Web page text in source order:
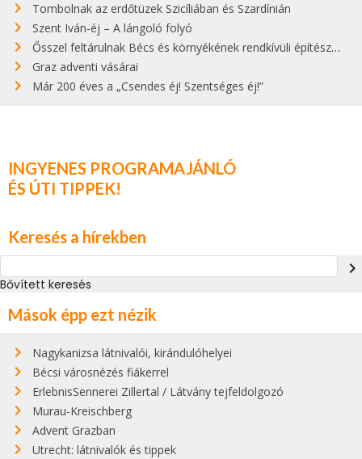
Tombolnak az erdőtüzek Szicíliában és Szardínián
Szent Iván-éj – A lángoló folyó
Ősszel feltárulnak Bécs és környékének rendkívüli építészeti kincsei
Graz adventi vásárai
Már 200 éves a „Csendes éj! Szentséges éj!”
INGYENES PROGRAMAJÁNLÓ
ÉS ÚTI TIPPEK!
Keresés a hírekben
navigate_next
Bővített keresés
Mások épp ezt nézik
Nagykanizsa látnivalói, kirándulóhelyei
Bécsi városnézés fiákerrel
ErlebnisSennerei Zillertal / Látvány tejfeldolgozó
Murau-Kreischberg
Advent Grazban
Utrecht: látnivalók és tippek